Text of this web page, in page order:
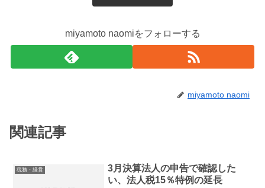
miyamoto naomiをフォローする
miyamoto naomi
関連記事
税務・経営
3月決算法人の申告で確認した
い、法人税15％特例の延長